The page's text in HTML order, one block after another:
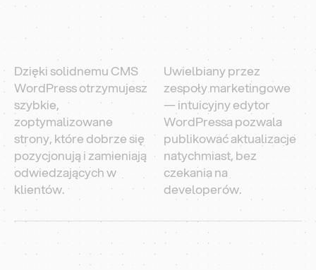
Dzięki solidnemu CMS
WordPress otrzymujesz
szybkie,
zoptymalizowane
strony, które dobrze się
pozycjonują i zamieniają
odwiedzających w
klientów.
Uwielbiany przez
zespoły marketingowe
— intuicyjny edytor
WordPressa pozwala
publikować aktualizacje
natychmiast, bez
czekania na
developerów.
Zobacz, Jak Pomagamy